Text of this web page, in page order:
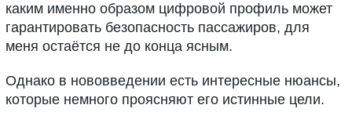
каким именно образом цифровой профиль может
гарантировать безопасность пассажиров, для
меня остаётся не до конца ясным.
Однако в нововведении есть интересные нюансы,
которые немного проясняют его истинные цели.